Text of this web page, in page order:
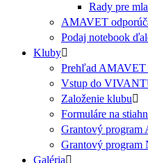
Rady pre
AMAVET
Podaj notebook
Kluby
Prehľad AMAVET
Vstup do
Založenie klubu
Formuláre na
Grantový
Grantový
Galéria